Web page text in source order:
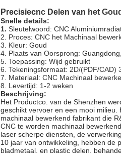
Precisiecnc Delen van het
Snelle details:
1. Sleutelwoord: CNC
2. Proces: CNC het Machinaal
3. Kleur: Goud
4. Plaats van Oorsprong:
5. Toepassing: Wijd gebruikt
6. Tekeningsformaat: 2D/(PDF/CAD)
7. Materiaal: CNC Machinaal
8. Levertijd: 1-2 weken
Beschrijving:
Het Productco. van de Shenzhen
geschikt vervoer en een mooi
machinaal bewerkend fabrikant die
CNC te worden machinaal
laser scherpe diensten, de
10 jaar van ontwikkeling, hebben de
bladmetaal, en plastic delen,